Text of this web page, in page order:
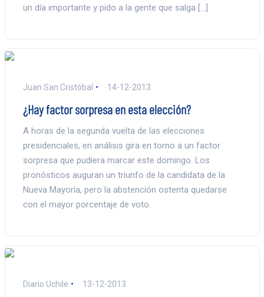
un día importante y pido a la gente que salga […]
Juan San Cristóbal 14-12-2013
¿Hay factor sorpresa en esta elección?
A horas de la segunda vuelta de las elecciones
presidenciales, en análisis gira en torno a un factor
sorpresa que pudiera marcar este domingo. Los
pronósticos auguran un triunfo de la candidata de la
Nueva Mayoría, pero la abstención ostenta quedarse
con el mayor porcentaje de voto.
Diario Uchile 13-12-2013